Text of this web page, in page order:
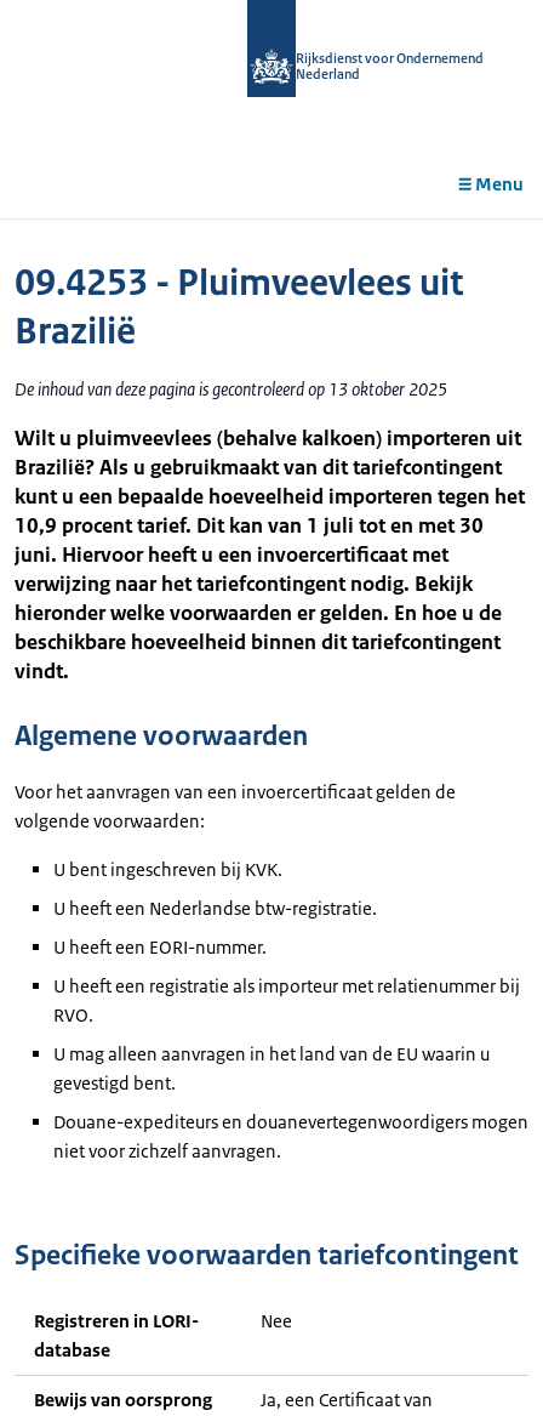
Rijksdienst voor Ondernemend
Nederland
Menu
09.4253 - Pluimveevlees uit
Brazilië
De inhoud van deze pagina is gecontroleerd op 13 oktober 2025
Wilt u pluimveevlees (behalve kalkoen) importeren uit
Brazilië? Als u gebruikmaakt van dit tariefcontingent
kunt u een bepaalde hoeveelheid importeren tegen het
10,9 procent tarief. Dit kan van 1 juli tot en met 30
juni. Hiervoor heeft u een invoercertificaat met
verwijzing naar het tariefcontingent nodig. Bekijk
hieronder welke voorwaarden er gelden. En hoe u de
beschikbare hoeveelheid binnen dit tariefcontingent
vindt.
Algemene voorwaarden
Voor het aanvragen van een invoercertificaat gelden de
volgende voorwaarden:
U bent ingeschreven bij KVK.
U heeft een Nederlandse btw-registratie.
U heeft een EORI-nummer.
U heeft een registratie als importeur met relatienummer bij
RVO.
U mag alleen aanvragen in het land van de EU waarin u
gevestigd bent.
Douane-expediteurs en douanevertegenwoordigers mogen
niet voor zichzelf aanvragen.
Specifieke voorwaarden tariefcontingent
Registreren in LORI-
database
Nee
Bewijs van oorsprong
Ja, een Certificaat van